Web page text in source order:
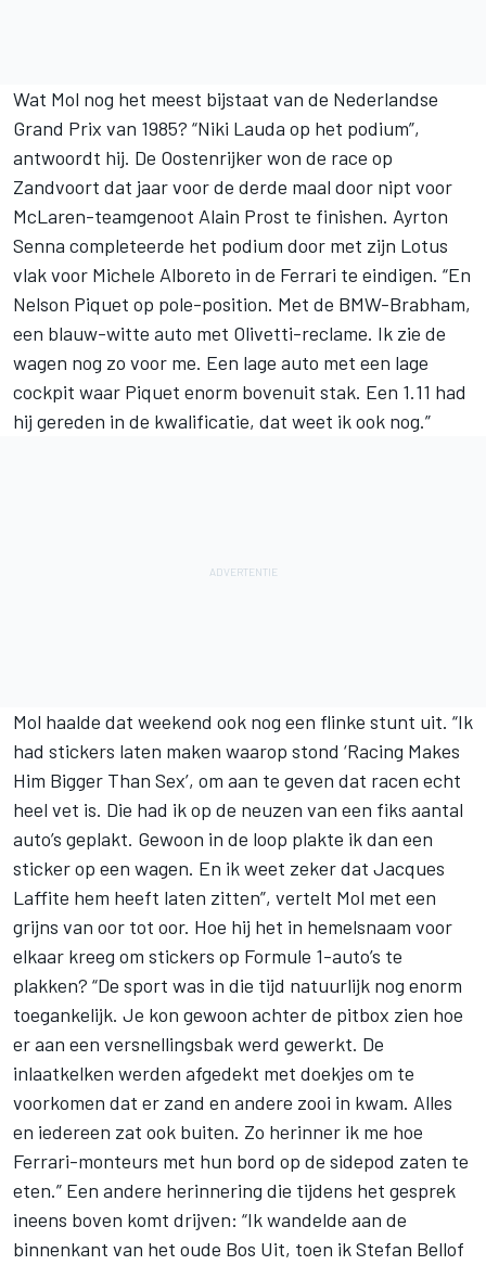
Wat Mol nog het meest bijstaat van de Nederlandse
Grand Prix van 1985? “Niki Lauda op het podium”,
antwoordt hij. De Oostenrijker won de race op
Zandvoort dat jaar voor de derde maal door nipt voor
McLaren-teamgenoot Alain Prost te finishen. Ayrton
Senna completeerde het podium door met zijn Lotus
vlak voor Michele Alboreto in de Ferrari te eindigen. “En
Nelson Piquet op pole-position. Met de BMW-Brabham,
een blauw-witte auto met Olivetti-reclame. Ik zie de
wagen nog zo voor me. Een lage auto met een lage
cockpit waar Piquet enorm bovenuit stak. Een 1.11 had
hij gereden in de kwalificatie, dat weet ik ook nog.”
Mol haalde dat weekend ook nog een flinke stunt uit. “Ik
had stickers laten maken waarop stond ‘Racing Makes
Him Bigger Than Sex’, om aan te geven dat racen echt
heel vet is. Die had ik op de neuzen van een fiks aantal
auto’s geplakt. Gewoon in de loop plakte ik dan een
sticker op een wagen. En ik weet zeker dat Jacques
Laffite hem heeft laten zitten”, vertelt Mol met een
grijns van oor tot oor. Hoe hij het in hemelsnaam voor
elkaar kreeg om stickers op Formule 1-auto’s te
plakken? “De sport was in die tijd natuurlijk nog enorm
toegankelijk. Je kon gewoon achter de pitbox zien hoe
er aan een versnellingsbak werd gewerkt. De
inlaatkelken werden afgedekt met doekjes om te
voorkomen dat er zand en andere zooi in kwam. Alles
en iedereen zat ook buiten. Zo herinner ik me hoe
Ferrari-monteurs met hun bord op de sidepod zaten te
eten.” Een andere herinnering die tijdens het gesprek
ineens boven komt drijven: “Ik wandelde aan de
binnenkant van het oude Bos Uit, toen ik Stefan Bellof